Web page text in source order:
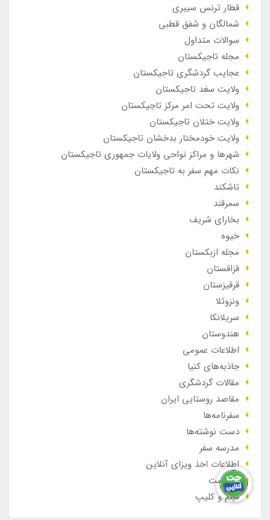
قطار ترنس سیبری
شمالگان و شفق قطبی
سوالات متداول
مجله تاجیکستان
عجایب گردشگری تاجیکستان
ولایت سغد تاجیکستان
ولایت تحت امر مرکز تاجیکستان
ولایت ختلان تاجیکستان
ولایت خودمختار بدخشان تاجیکستان
شهرها و مراکز نواحی ولایات جمهوری تاجیکستان
نکات مهم سفر به تاجیکستان
تاشکند
سمرقند
بخارای شریف
خیوه
مجله ازبکستان
قزاقستان
قرقیزستان
ونزوئلا
سریلانکا
هندوستان
اطلاعات عمومی
جاذبه‌های کنیا
مقالات گردشگری
مقاصد روستایی ایران
سفرنامه‌ها
دست نوشته‌ها
مدرسه سفر
اطلاعات اخذ ویزای آنلاین
پادکست
فیلم و کلیپ